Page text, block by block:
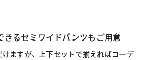
きるセミワイドパンツもご用意
ますが、上下セットで揃えればコーデ